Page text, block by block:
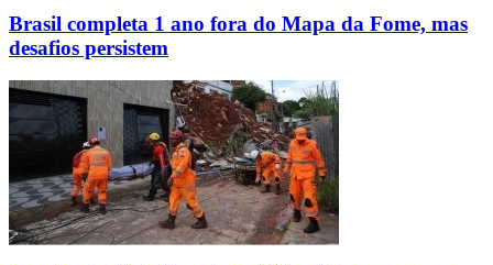
Brasil completa 1 ano fora do Mapa da Fome, mas
desafios persistem